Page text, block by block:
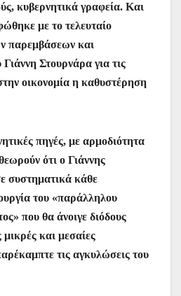
κυβερνητικά γραφεία. Και
με το τελευταίο
παρεμβάσεων και
Στουρνάρα για τις
οικονομία η καθυστέρηση
πηγές, με αρμοδιότητα
ότι ο Γιάννης
συστηματικά κάθε
του «παράλληλου
που θα άνοιγε διόδους
και μεσαίες
τις αγκυλώσεις του